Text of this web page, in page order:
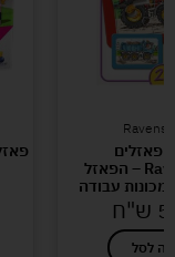
מארז 3 פאזלים
Ravensburger – הפאזל
עבודה
ש"ח
לסל